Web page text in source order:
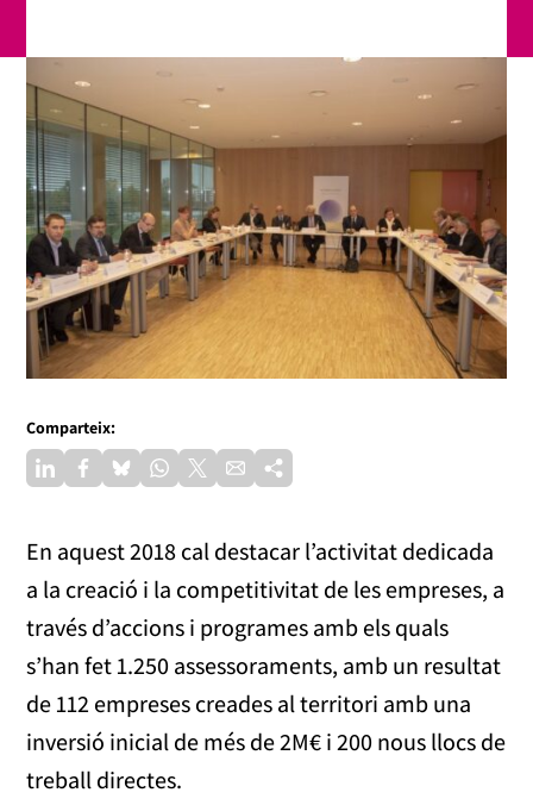
Comparteix:
En aquest 2018 cal destacar l’activitat dedicada
a la creació i la competitivitat de les empreses, a
través d’accions i programes amb els quals
s’han fet 1.250 assessoraments, amb un resultat
de 112 empreses creades al territori amb una
inversió inicial de més de 2M€ i 200 nous llocs de
treball directes.